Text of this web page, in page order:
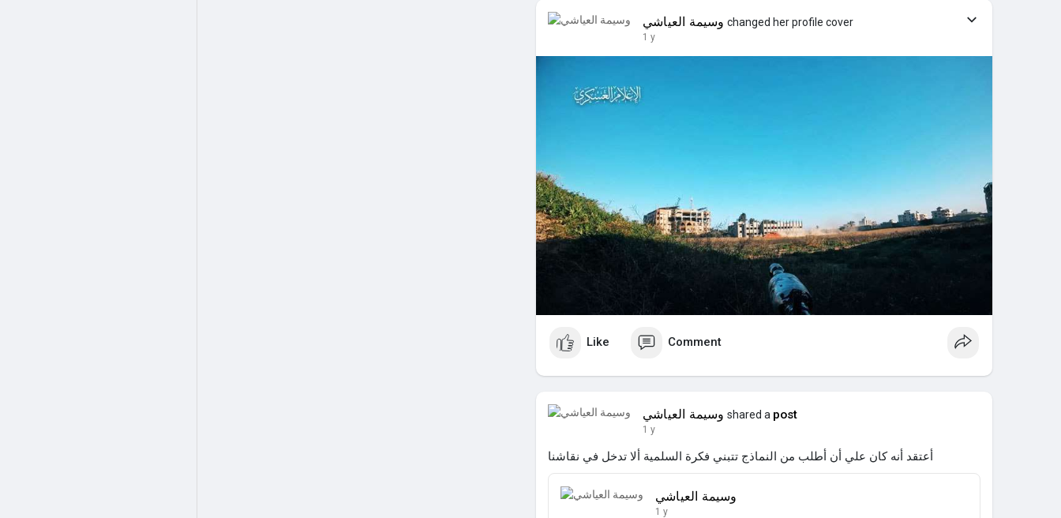
وسيمة العياشي changed her profile cover
1 y
Like Comment
وسيمة العياشي shared a post
1 y
أعتقد أنه كان علي أن أطلب من النماذج تتبني فكرة السلمية ألا تدخل في نقاشنا
وسيمة العياشي
1 y